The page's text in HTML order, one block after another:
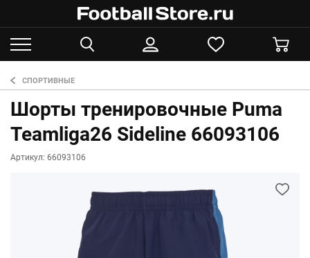
СПОРТИВНЫЕ
Шорты тренировочные Puma
Teamliga26 Sideline 66093106
Артикул: 66093106